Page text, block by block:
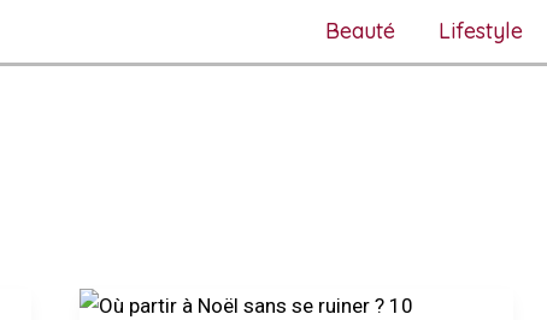
Beauté Lifestyle
Où